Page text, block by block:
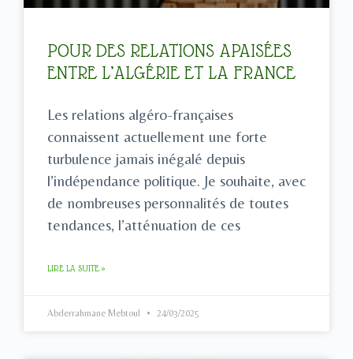
POUR DES RELATIONS APAISÉES
ENTRE L’ALGÉRIE ET LA FRANCE
Les relations algéro-françaises
connaissent actuellement une forte
turbulence jamais inégalé depuis
l’indépendance politique. Je souhaite, avec
de nombreuses personnalités de toutes
tendances, l’atténuation de ces
LIRE LA SUITE »
Abderrahmane Mebtoul 24/03/2025